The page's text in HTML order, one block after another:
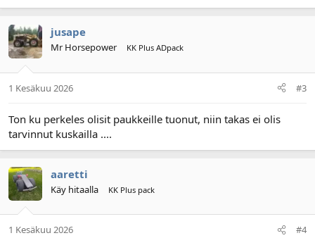
jusape
Mr Horsepower KK Plus ADpack
1 Kesäkuu 2026 #3
Ton ku perkeles olisit paukkeille tuonut, niin takas ei olis
tarvinnut kuskailla ....
aaretti
Käy hitaalla KK Plus pack
1 Kesäkuu 2026 #4